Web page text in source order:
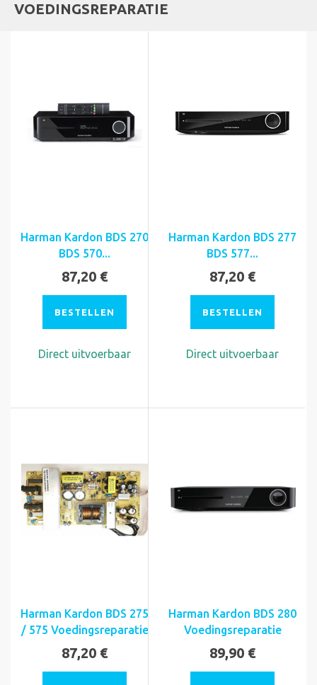
VOEDINGSREPARATIE
Harman Kardon BDS 270
BDS 570...
87,20 €
BESTELLEN
Direct uitvoerbaar
Harman Kardon BDS 277
BDS 577...
87,20 €
BESTELLEN
Direct uitvoerbaar
Harman Kardon BDS 275
/ 575 Voedingsreparatie
87,20 €
Harman Kardon BDS 280
Voedingsreparatie
89,90 €